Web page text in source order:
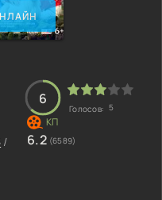
/
6
Голосов: 5
6.2 (6589)